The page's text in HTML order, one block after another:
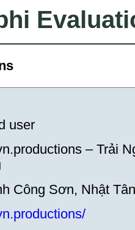
user
– Trải
Công Sơn, Nhật